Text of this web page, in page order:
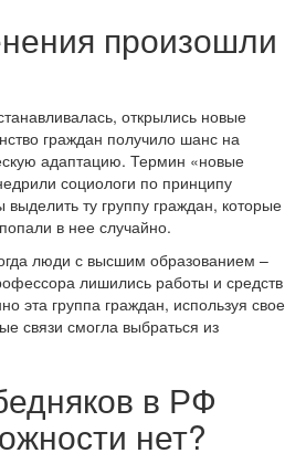
произошли
открылись новые
граждан получило шанс на
адаптацию. Термин «новые
социологи по принципу
ту группу граждан, которые
в нее случайно.
люди с высшим образованием –
лишились работы и средств
эта группа граждан, используя свое
связи смогла выбраться из
в РФ
нет?